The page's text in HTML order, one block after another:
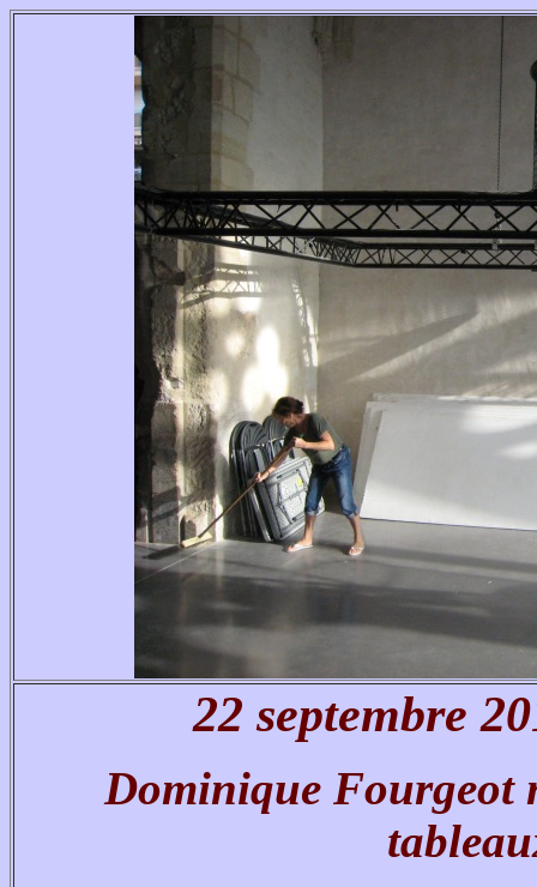
22 septembre
Dominique Fourgeot